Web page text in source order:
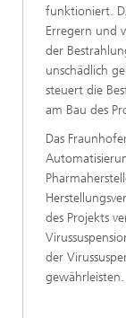
funktioniert.
Erregern und
der
unschädlich
steuert die
am Bau des
Das
des Projekts
der
gewährleisten.